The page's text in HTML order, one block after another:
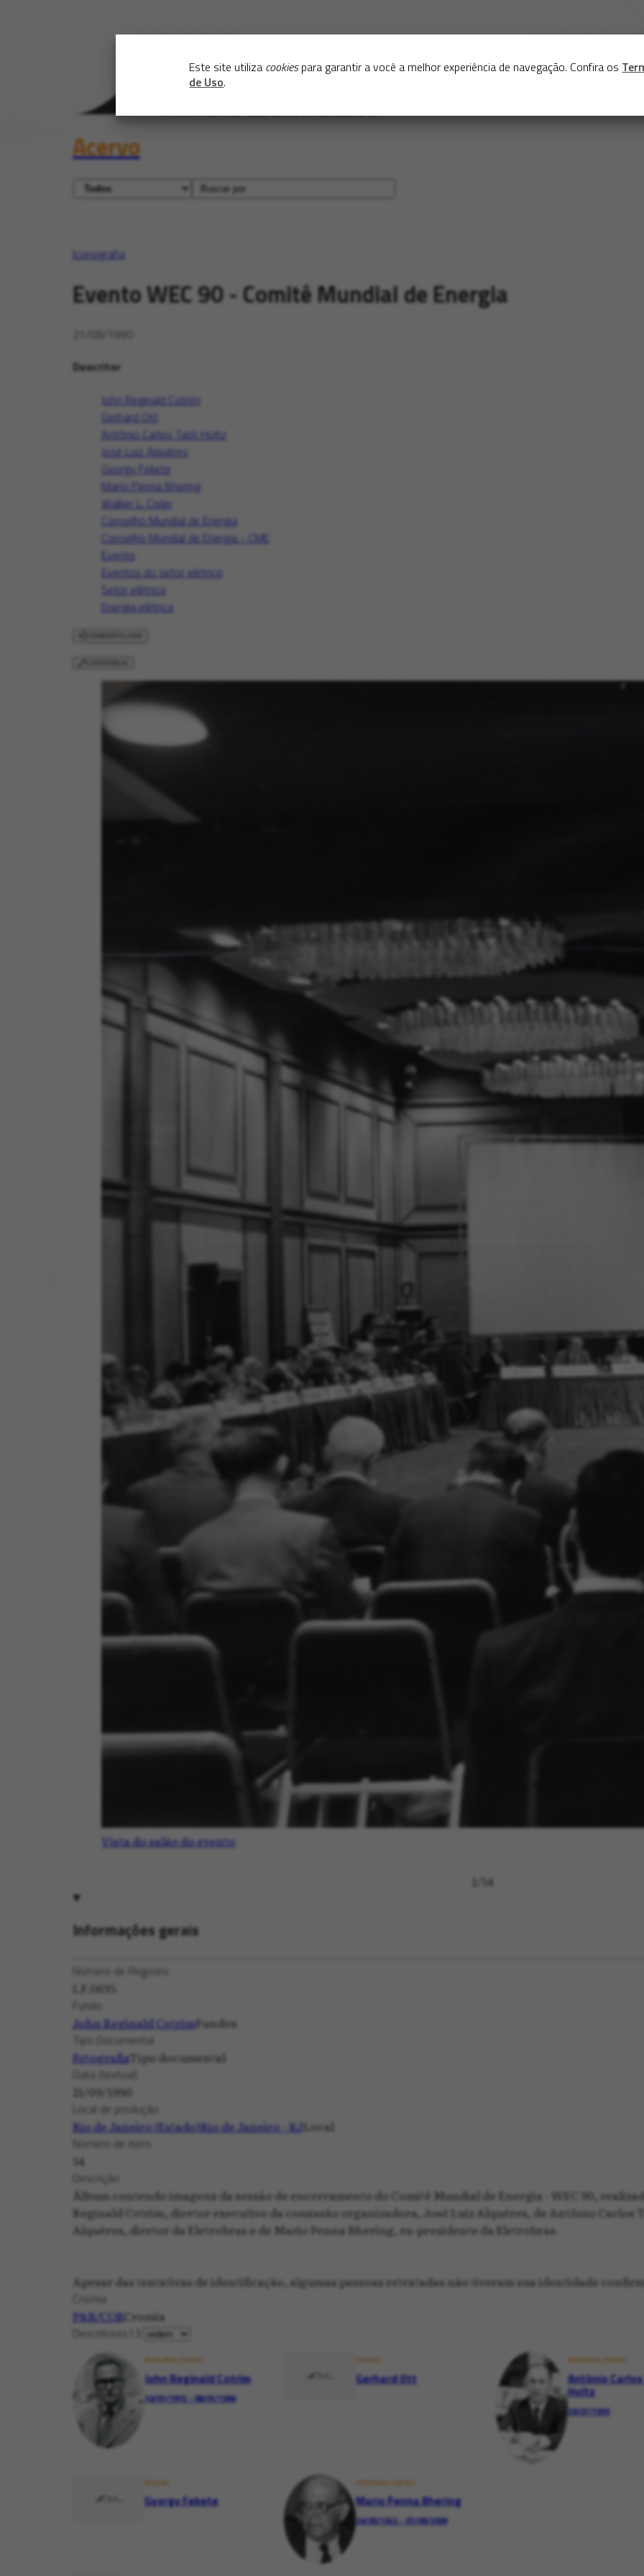
Este site utiliza cookiespara garantir a você a melhor experiência de navegação. Confira os
de Uso.
Acervo
Iconografia
Evento WEC 90 - Comitê Mundial de Energia
21/09/1990
Descritor
John Reginald Cotrim
Gerhard Ott
Antônio Carlos Tatit Holtz
José Luiz Alquéres
Gyorgy Fekete
Mario Penna Bhering
Walker L. Cisler
Conselho Mundial de Energia
Conselho Mundial de Energia - CME
Evento
Eventos do setor elétrico
Setor elétrico
Energia elétrica
Vista do salão do evento
1 54
Informações gerais
Número de Registro
I.F.0635
Fundo
John Reginald CotrimFundos
Tipo Documental
FotografiaTipo documental
Data (textual)
21/09/1990
Local de produção
Rio de Janeiro (Estado)Rio de Janeiro - RJLocal
Número de itens
54
Descrição
Álbum contendo imagens da sessão de encerramento do Comitê Mundial de Energia - WEC 90,
Reginald Cotrim, diretor executivo da comissão organizadora, José Luiz Alquéres, de Antônio Carlos
Alquéres, diretor da Eletrobras e de Mario Penna Bhering, ex-presidente da Eletrobras.
Apesar das tentativas de identificação, algumas pessoas retratadas não tiveram sua identidade
Cromia
P&B/CORCromia
Descritores
PERSONALIDADES
John Reginald Cotrim
10/01/1915 - 08/01/1996
PESSOA
Gerhard Ott
PERSONALIDADES
Antônio
Holtz
29/07/1936
PESSOA
Gyorgy Fekete
PERSONALIDADES
Mario Penna Bhering
24/05/1922 - 01/09/2009